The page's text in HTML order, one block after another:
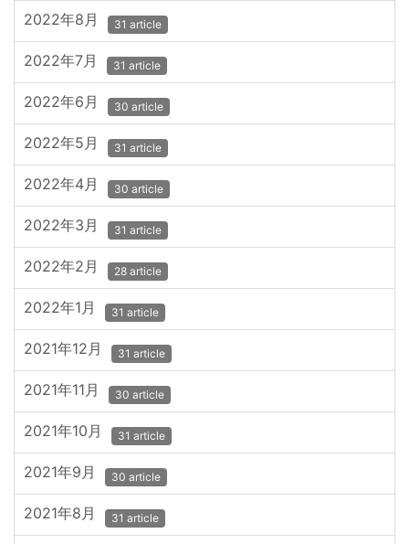
2022年8月 31 article
2022年7月 31 article
2022年6月 30 article
2022年5月 31 article
2022年4月 30 article
2022年3月 31 article
2022年2月 28 article
2022年1月 31 article
2021年12月 31 article
2021年11月 30 article
2021年10月 31 article
2021年9月 30 article
2021年8月 31 article